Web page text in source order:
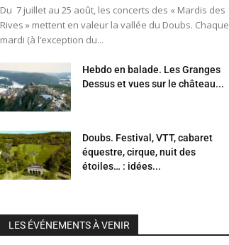
Du 7 juillet au 25 août, les concerts des « Mardis des
Rives » mettent en valeur la vallée du Doubs. Chaque
mardi (à l’exception du...
Hebdo en balade. Les Granges
Dessus et vues sur le château...
Doubs. Festival, VTT, cabaret
équestre, cirque, nuit des
étoiles… : idées...
LES ÉVÉNEMENTS À VENIR